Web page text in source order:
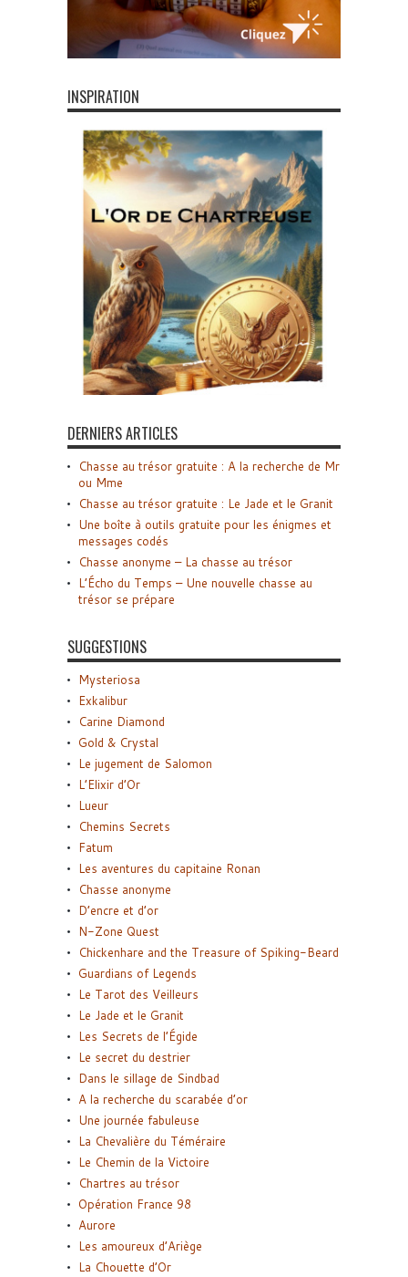
INSPIRATION
DERNIERS ARTICLES
Chasse au trésor gratuite : A la recherche de Mr
ou Mme
Chasse au trésor gratuite : Le Jade et le Granit
Une boîte à outils gratuite pour les énigmes et
messages codés
Chasse anonyme – La chasse au trésor
L’Écho du Temps – Une nouvelle chasse au
trésor se prépare
SUGGESTIONS
Mysteriosa
Exkalibur
Carine Diamond
Gold & Crystal
Le jugement de Salomon
L’Elixir d’Or
Lueur
Chemins Secrets
Fatum
Les aventures du capitaine Ronan
Chasse anonyme
D’encre et d’or
N-Zone Quest
Chickenhare and the Treasure of Spiking-Beard
Guardians of Legends
Le Tarot des Veilleurs
Le Jade et le Granit
Les Secrets de l’Égide
Le secret du destrier
Dans le sillage de Sindbad
A la recherche du scarabée d’or
Une journée fabuleuse
La Chevalière du Téméraire
Le Chemin de la Victoire
Chartres au trésor
Opération France 98
Aurore
Les amoureux d’Ariège
La Chouette d’Or